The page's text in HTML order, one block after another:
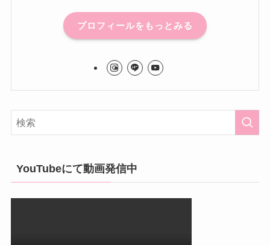
プロフィールをもっとみる
YouTubeにて動画発信中